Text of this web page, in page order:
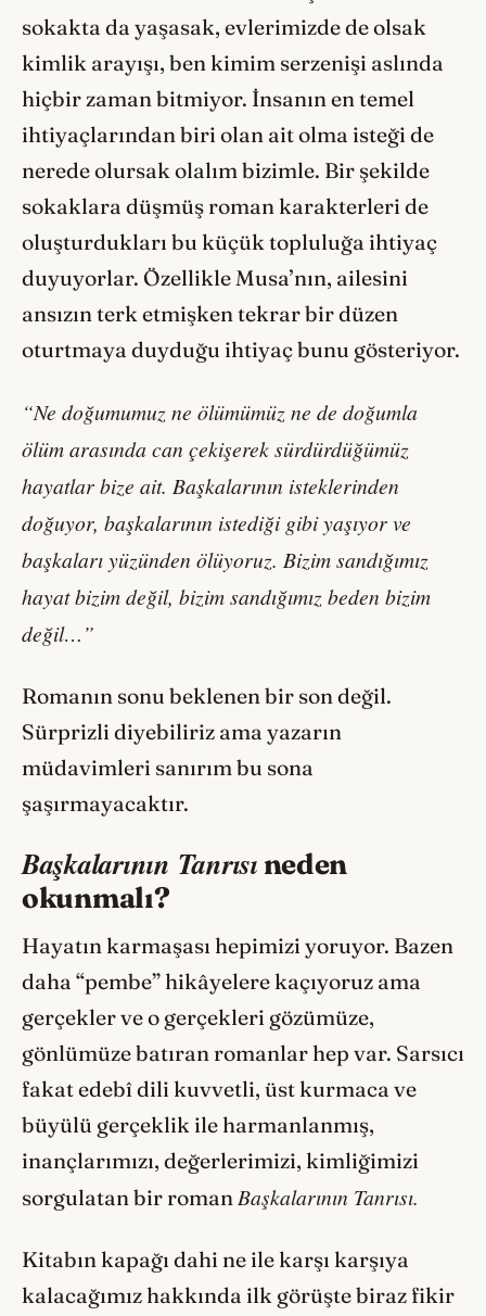
sokakta da yaşasak, evlerimizde de olsak
kimlik arayışı, ben kimim serzenişi aslında
hiçbir zaman bitmiyor. İnsanın en temel
ihtiyaçlarından biri olan ait olma isteği de
nerede olursak olalım bizimle. Bir şekilde
sokaklara düşmüş roman karakterleri de
oluşturdukları bu küçük topluluğa ihtiyaç
duyuyorlar. Özellikle Musa’nın, ailesini
ansızın terk etmişken tekrar bir düzen
oturtmaya duyduğu ihtiyaç bunu gösteriyor.
“Ne doğumumuz ne ölümümüz ne de doğumla
ölüm arasında can çekişerek sürdürdüğümüz
hayatlar bize ait. Başkalarının isteklerinden
doğuyor, başkalarının istediği gibi yaşıyor ve
başkaları yüzünden ölüyoruz. Bizim sandığımız
hayat bizim değil, bizim sandığımız beden bizim
değil…”
Romanın sonu beklenen bir son değil.
Sürprizli diyebiliriz ama yazarın
müdavimleri sanırım bu sona
şaşırmayacaktır.
Başkalarının Tanrısıneden
okunmalı?
Hayatın karmaşası hepimizi yoruyor. Bazen
daha “pembe” hikâyelere kaçıyoruz ama
gerçekler ve o gerçekleri gözümüze,
gönlümüze batıran romanlar hep var. Sarsıcı
fakat edebî dili kuvvetli, üst kurmaca ve
büyülü gerçeklik ile harmanlanmış,
inançlarımızı, değerlerimizi, kimliğimizi
sorgulatan bir roman Başkalarının Tanrısı.
Kitabın kapağı dahi ne ile karşı karşıya
kalacağımız hakkında ilk görüşte biraz fikir